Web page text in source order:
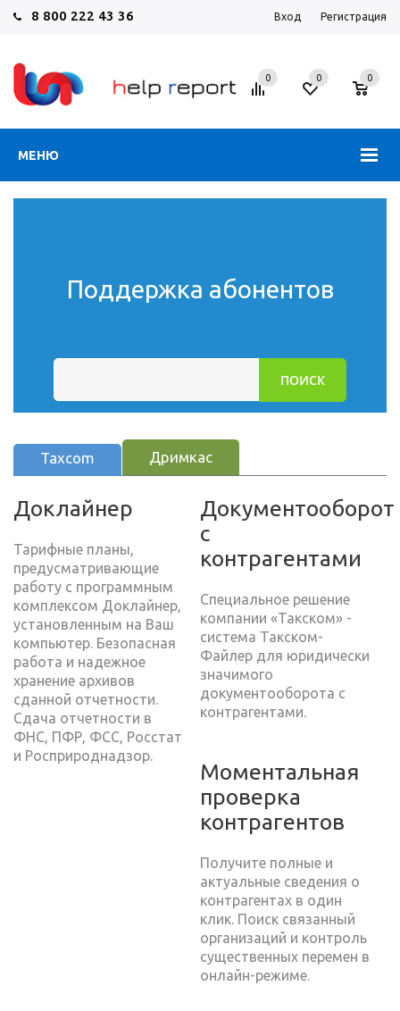
8 800 222 43 36 Вход Регистрация
МЕНЮ
0 0 0
Поддержка абонентов
Taxcom Дримкас
Доклайнер
Тарифные планы,
предусматривающие
работу с программным
комплексом Доклайнер,
установленным на Ваш
компьютер. Безопасная
работа и надежное
хранение архивов
сданной отчетности.
Сдача отчетности в
ФНС, ПФР, ФСС, Росстат
и Росприроднадзор.
Документооборот
с
контрагентами
Специальное решение
компании «Такском» -
система Такском-
Файлер для юридически
значимого
документооборота с
контрагентами.
Моментальная
проверка
контрагентов
Получите полные и
актуальные сведения о
контрагентах в один
клик. Поиск связанный
организаций и контроль
существенных перемен в
онлайн-режиме.